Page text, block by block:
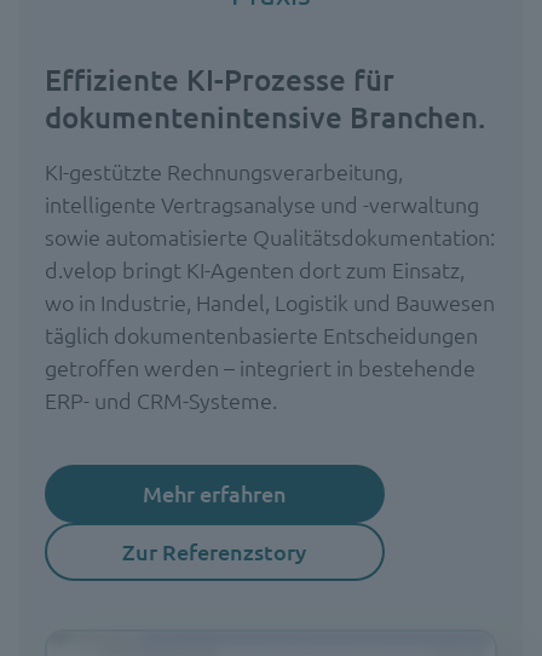
Effiziente KI-Prozesse für
dokumentenintensive Branchen.
KI-gestützte Rechnungsverarbeitung,
intelligente Vertragsanalyse und -verwaltung
sowie automatisierte Qualitätsdokumentation:
d.velop bringt KI-Agenten dort zum Einsatz,
wo in Industrie, Handel, Logistik und Bauwesen
täglich dokumentenbasierte Entscheidungen
getroffen werden – integriert in bestehende
ERP- und CRM-Systeme.
Mehr erfahren
Zur Referenzstory